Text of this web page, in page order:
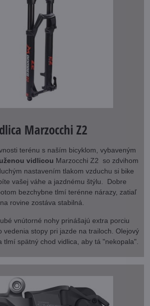
Marzocchi Z2
terénu s naším bicyklom, vybaveným
vidlicou Marzocchi Z2 so zdvihom
nastavením tlakom vzduchu si bike
vašej váhe a jazdnému štýlu. Dobre
bezchybne tlmí terénne nárazy, zatiaľ
rovine zostáva stabilná.
vnútorné nohy prinášajú extra porciu
vedenia stopy pri jazde na trailoch. Olejový
tlmí spätný chod vidlica, aby tá "nekopala".